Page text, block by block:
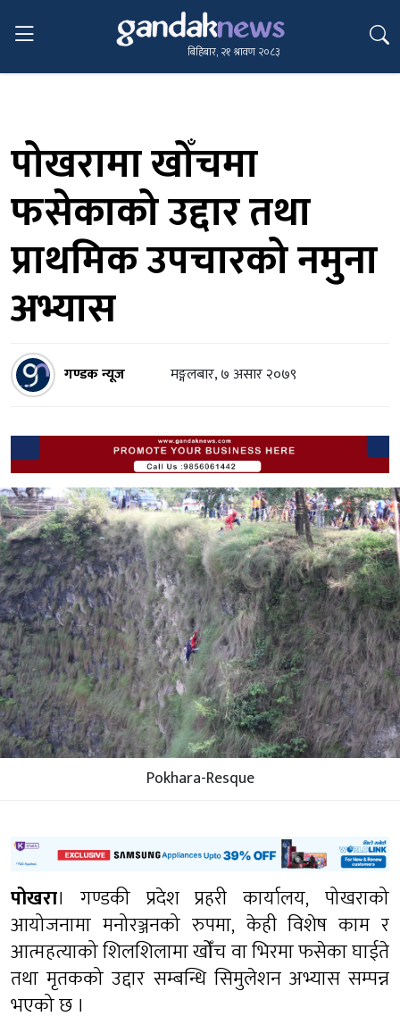
बिहिबार, २१ श्रावण २०८३
पोखरामा खोँचमा
फसेकाको उद्दार तथा
प्राथमिक उपचारको नमुना
अभ्यास
गण्डक न्यूज मङ्गलबार, ७ असार २०७९
Pokhara-Resque
पोखरा। गण्डकी प्रदेश प्रहरी कार्यालय, पोखराको
आयोजनामा मनोरञ्जनको रुपमा, केही विशेष काम र
आत्महत्याको शिलशिलामा खोँच वा भिरमा फसेका घाईते
तथा मृतकको उद्दार सम्बन्धि सिमुलेशन अभ्यास सम्पन्न
भएको छ ।